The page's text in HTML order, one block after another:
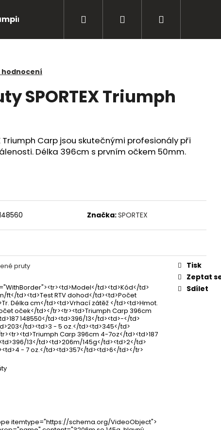
Bižuterie Péče o úlovky
Přihlášení
SPORTEX Triumph
Triumph Carp jsou skutečnými profesionály při
Délka 396cm s prvním očkem 50mm.
Značka:SPORTEX
pruty
td><td>Kód</td>
ft</td><td>Test RTV dohod</td><td>Počet
Délka cm</td><td>Vrhací zátěž </td><td>Hmot.
oček</td></tr><tr><td>Triumph Carp 396cm
148550</td><td>396/13</td><td>-</td>
td><td>3 - 5 oz.</td><td>345</td>
Carp 396cm 4-7oz</td><td>187
13</td><td>206m/145g</td><td>2</td>
- 7 oz.</td><td>357</td><td>6</td></tr>
itemtype="https://schema.org/VideoObject">
Tisk
Zeptat
Sdílet
FLUO 30G